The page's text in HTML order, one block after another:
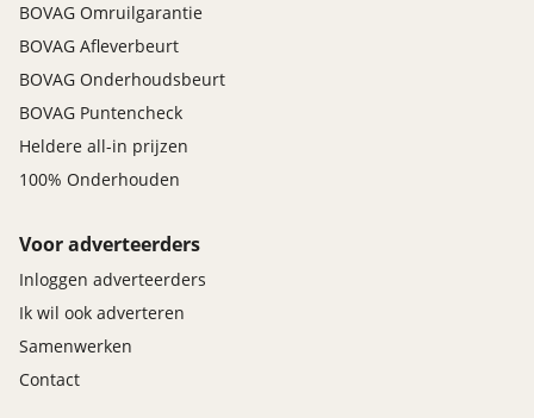
BOVAG Omruilgarantie
BOVAG Afleverbeurt
BOVAG Onderhoudsbeurt
BOVAG Puntencheck
Heldere all-in prijzen
100% Onderhouden
Voor adverteerders
Inloggen adverteerders
Ik wil ook adverteren
Samenwerken
Contact